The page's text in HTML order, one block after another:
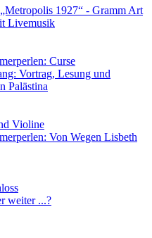
1927“ - Gramm Art
Livemusik
Curse
Vortrag, Lesung und
Palästina
Violine
Von Wegen Lisbeth
weiter ...?